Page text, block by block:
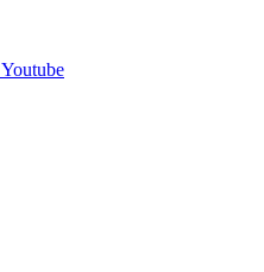
Youtube